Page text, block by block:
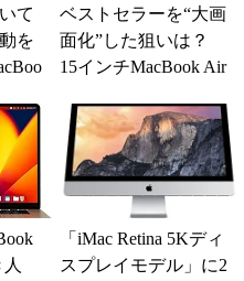
て
を
ベストセラーを“大画
面化”した狙いは？
15インチMacBook Air
と
「iMac Retina 5Kディ
スプレイモデル」に2